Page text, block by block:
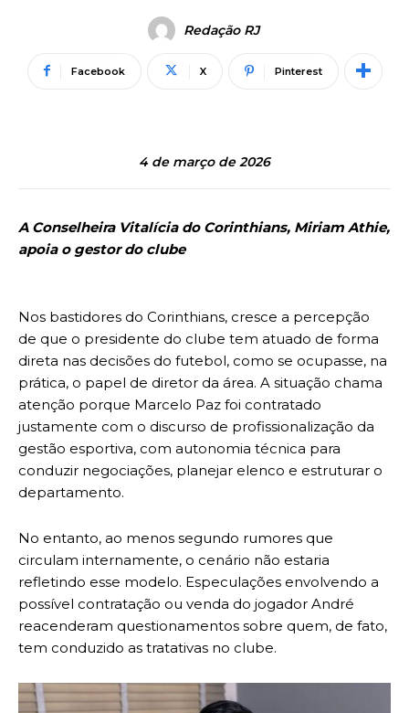
Redação RJ
Facebook X Pinterest
4 de março de 2026
A Conselheira Vitalícia do Corinthians, Miriam Athie,
apoia o gestor do clube
Nos bastidores do Corinthians, cresce a percepção
de que o presidente do clube tem atuado de forma
direta nas decisões do futebol, como se ocupasse, na
prática, o papel de diretor da área. A situação chama
atenção porque Marcelo Paz foi contratado
justamente com o discurso de profissionalização da
gestão esportiva, com autonomia técnica para
conduzir negociações, planejar elenco e estruturar o
departamento.
No entanto, ao menos segundo rumores que
circulam internamente, o cenário não estaria
refletindo esse modelo. Especulações envolvendo a
possível contratação ou venda do jogador André
reacenderam questionamentos sobre quem, de fato,
tem conduzido as tratativas no clube.